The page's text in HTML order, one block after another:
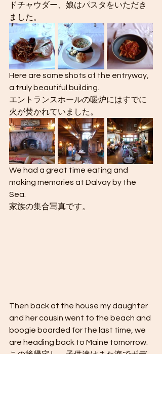
ドチャウダー、娘はパスタをいただき
ました。
Here are some shots of the entryway,
a truly beautiful building.
エントランスホールの暖炉にはすでに
火が焚かれていました。
We had a great time eating and
making memories at Dalvay by the
Sea.
家族の集合写真です。
Then back at the house my daughter
and her cousin went to the beach and
boogie boarded for the last time, we
are heading back to Maine tomorrow.
この後帰宅し、子供達はまた海でボデ